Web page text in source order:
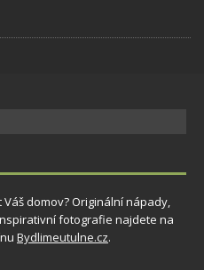
domov? Originální nápady,
fotografie najdete na
Bydlimeutulne.cz.